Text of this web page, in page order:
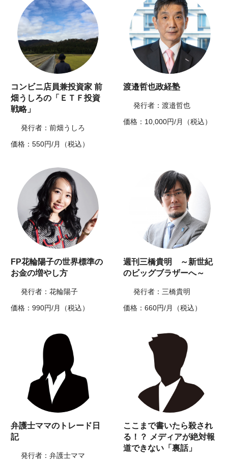
コンビニ店員兼投資家 前
畑うしろの「ＥＴＦ投資
戦略」
発行者：前畑うしろ
価格：550円/月（税込）
渡邉哲也政経塾
発行者：渡邉哲也
価格：10,000円/月（税込）
FP花輪陽子の世界標準の
お金の増やし方
発行者：花輪陽子
価格：990円/月（税込）
週刊三橋貴明 ～新世紀
のビッグブラザーへ～
発行者：三橋貴明
価格：660円/月（税込）
弁護士ママのトレード日
記
発行者：弁護士ママ
ここまで書いたら殺され
る！？ メディアが絶対報
道できない「裏話」